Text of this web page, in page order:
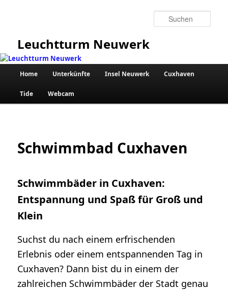
Leuchtturm Neuwerk
Hauptmenü
Home Unterkünfte Insel Neuwerk Cuxhaven
Tide Webcam
Schwimmbad Cuxhaven
Schwimmbäder in Cuxhaven:
Entspannung und Spaß für Groß und
Klein
Suchst du nach einem erfrischenden
Erlebnis oder einem entspannenden Tag in
Cuxhaven? Dann bist du in einem der
zahlreichen Schwimmbäder der Stadt genau